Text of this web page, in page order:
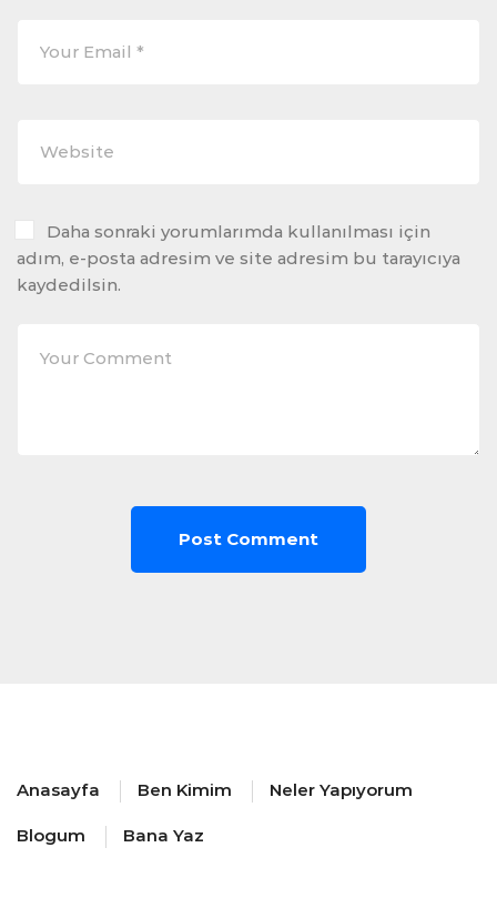
Daha sonraki yorumlarımda kullanılması için
adım, e-posta adresim ve site adresim bu tarayıcıya
kaydedilsin.
Anasayfa Ben Kimim Neler Yapıyorum
Blogum Bana Yaz